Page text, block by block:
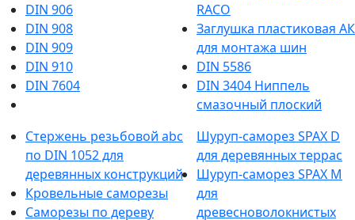
DIN 906
DIN 908
DIN 909
DIN 910
DIN 7604
RACO
Заглушка пластиковая АК
для монтажа шин
DIN 5586
DIN 3404 Ниппель
смазочный плоский
Стержень резьбовой abc
по DIN 1052 для
деревянных конструкций
Кровельные саморезы
Саморезы по дереву
Шуруп-саморез SPAX D
для деревянных террас
Шуруп-саморез SPAX M
для
древесноволокнистых